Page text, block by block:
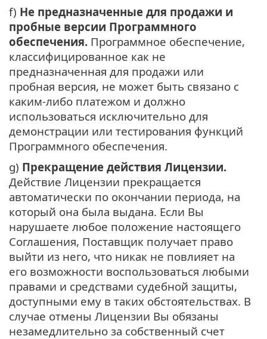
f) Не предназначенные для продажи и
пробные версии Программного
обеспечения. Программное обеспечение,
классифицированное как не
предназначенная для продажи или
пробная версия, не может быть связано с
каким-либо платежом и должно
использоваться исключительно для
демонстрации или тестирования функций
Программного обеспечения.
g) Прекращение действия Лицензии.
Действие Лицензии прекращается
автоматически по окончании периода, на
который она была выдана. Если Вы
нарушаете любое положение настоящего
Соглашения, Поставщик получает право
выйти из него, что никак не повлияет на
его возможности воспользоваться любыми
правами и средствами судебной защиты,
доступными ему в таких обстоятельствах. В
случае отмены Лицензии Вы обязаны
незамедлительно за собственный счет